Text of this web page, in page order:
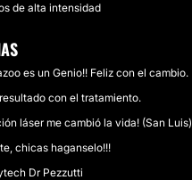
de alta intensidad
es un Genio!! Feliz con el cambio.
con el tratamiento.
láser me cambió la vida! (San Luis)
chicas haganselo!!!
Dr Pezzutti